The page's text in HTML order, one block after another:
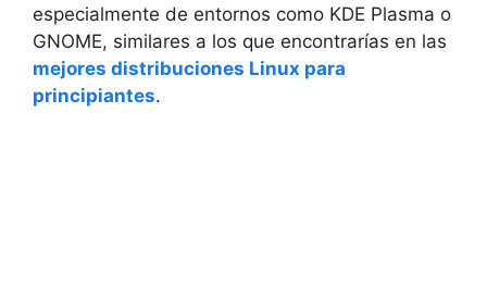
especialmente de entornos como KDE Plasma o
GNOME, similares a los que encontrarías en las
mejores distribuciones Linux para
principiantes.